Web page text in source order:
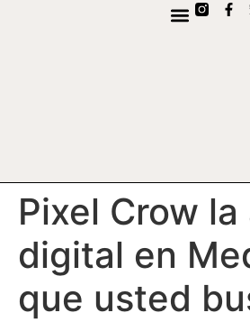
Pixel Crow
digital en
que usted